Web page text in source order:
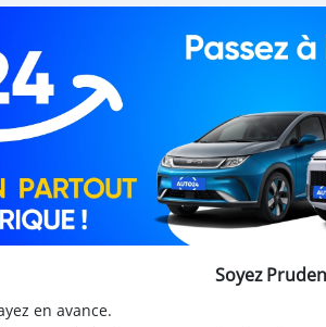
Soyez
en avance.